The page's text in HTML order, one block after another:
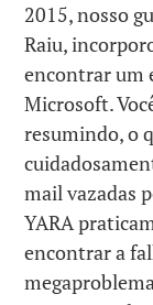
2015, nosso
Raiu,
encontrar um
Microsoft.
resumindo, o
mail vazadas
YARA
encontrar a